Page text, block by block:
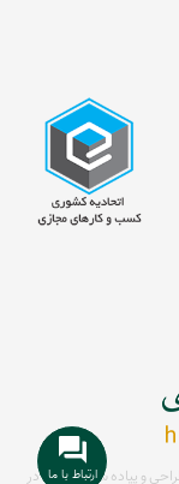
ارتباط با ما
و پیاده سازی سایت در